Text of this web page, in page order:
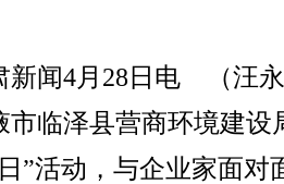
闻4月28日电 （汪永
市临泽县营商环境建设
”活动，与企业家面对